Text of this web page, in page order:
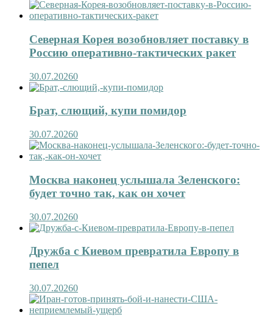
Северная Корея возобновляет поставку в
Россию оперативно-тактических ракет
30.07.20260
Брат, слющий, купи помидор
30.07.20260
Москва наконец услышала Зеленского:
будет точно так, как он хочет
30.07.20260
Дружба с Киевом превратила Европу в
пепел
30.07.20260